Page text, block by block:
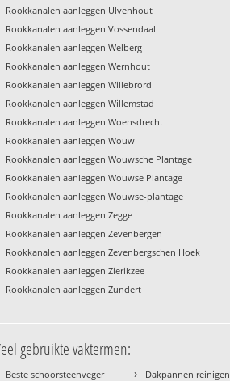
Rookkanalen aanleggen Ulvenhout
Rookkanalen aanleggen Vossendaal
Rookkanalen aanleggen Welberg
Rookkanalen aanleggen Wernhout
Rookkanalen aanleggen Willebrord
Rookkanalen aanleggen Willemstad
Rookkanalen aanleggen Woensdrecht
Rookkanalen aanleggen Wouw
Rookkanalen aanleggen Wouwsche Plantage
Rookkanalen aanleggen Wouwse Plantage
Rookkanalen aanleggen Wouwse-plantage
Rookkanalen aanleggen Zegge
Rookkanalen aanleggen Zevenbergen
Rookkanalen aanleggen Zevenbergschen Hoek
Rookkanalen aanleggen Zierikzee
Rookkanalen aanleggen Zundert
gebruikte vaktermen:
Beste schoorsteenveger › Dakpannen reinigen